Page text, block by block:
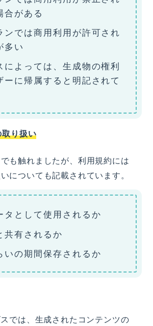
合がある
ンでは商用利用が許可され
多い
によっては、生成物の権利
ーに帰属すると明記されて
り扱い
も触れましたが、利用規約には
についても記載されています。
タとして使用されるか
共有されるか
いの期間保存されるか
では、生成されたコンテンツの